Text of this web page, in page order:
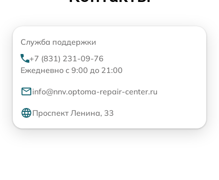
Служба поддержки
+7 (831) 231-09-76
Ежедневно с 9:00 до 21:00
info@nnv.optoma-repair-center.ru
Проспект Ленина, 33